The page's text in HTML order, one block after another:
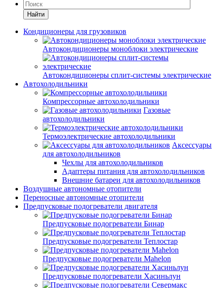
Найти
Кондиционеры для грузовиков
Автокондиционеры моноблоки электрические
Автокондиционеры сплит-системы электрические
Автохолодильники
Компрессорные автохолодильники
Газовые
автохолодильники
Термоэлектрические автохолодильники
Аксессуары
для автохолодильников
Чехлы для автохолодильников
Адаптеры питания для автохолодильников
Внешние батареи для автохолодильников
Воздушные автономные отопители
Переносные автономные отопители
Предпусковые подогреватели двигателя
Предпусковые подогреватели Бинар
Предпусковые подогреватели Теплостар
Предпусковые подогреватели Mahelon
Предпусковые подогреватели Хасиньлун